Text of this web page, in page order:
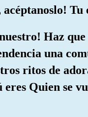
acéptanoslo!
Haz
una
ritos de
Quien se